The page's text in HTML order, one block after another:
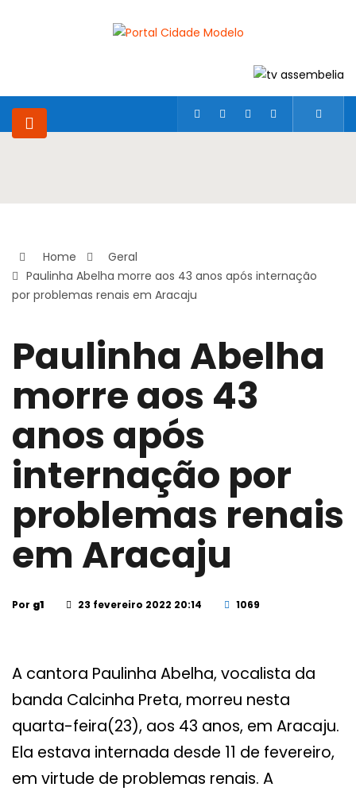
Home
Geral
Paulinha Abelha morre aos 43 anos após internação
por problemas renais em Aracaju
Paulinha Abelha
morre aos 43
anos após
internação por
problemas renais
em Aracaju
Por g1 23 fevereiro 2022 20:14 1069
A cantora Paulinha Abelha, vocalista da
banda Calcinha Preta, morreu nesta
quarta-feira(23), aos 43 anos, em Aracaju.
Ela estava internada desde 11 de fevereiro,
em virtude de problemas renais. A